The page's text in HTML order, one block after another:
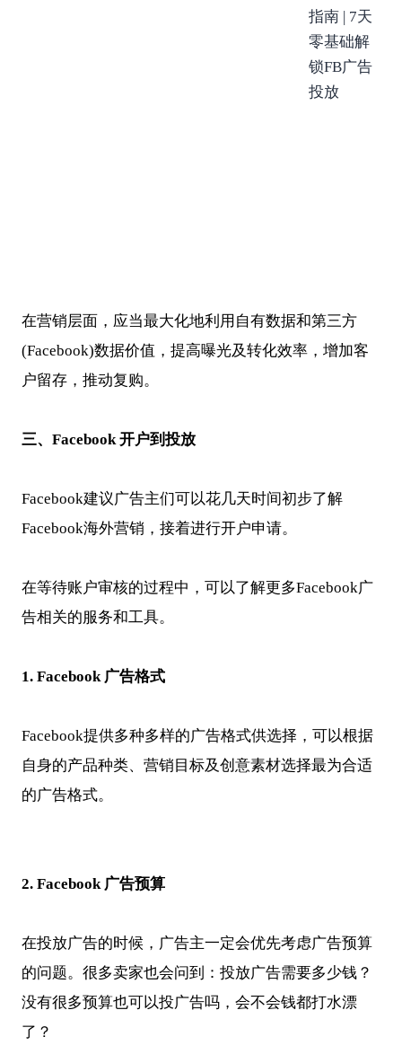
在营销层面，应当最大化地利用自有数据和第三方
(Facebook)数据价值，提高曝光及转化效率，增加客
户留存，推动复购。
三、Facebook 开户到投放
Facebook建议广告主们可以花几天时间初步了解
Facebook海外营销，接着进行开户申请。
在等待账户审核的过程中，可以了解更多Facebook广
告相关的服务和工具。
1. Facebook 广告格式
Facebook提供多种多样的广告格式供选择，可以根据
自身的产品种类、营销目标及创意素材选择最为合适
的广告格式。
2. Facebook 广告预算
在投放广告的时候，广告主一定会优先考虑广告预算
的问题。很多卖家也会问到：投放广告需要多少钱？
没有很多预算也可以投广告吗，会不会钱都打水漂
了？